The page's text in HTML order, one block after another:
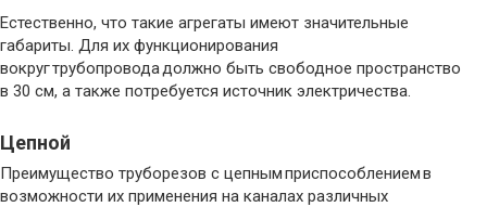
Естественно, что такие агрегаты имеют значительные
габариты. Для их функционирования
вокруг трубопровода должно быть свободное пространство
в 30 см, а также потребуется источник электричества.
Цепной
Преимущество труборезов с цепным приспособлением в
возможности их применения на каналах различных